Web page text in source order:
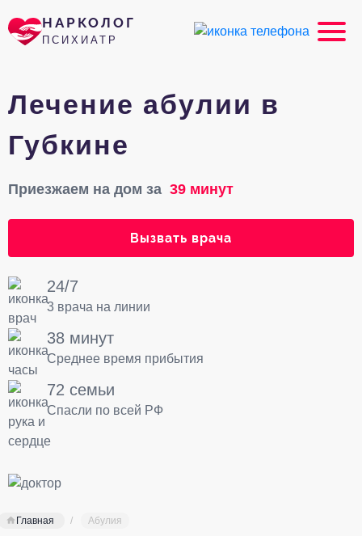
НАРКОЛОГ
ПСИХИАТР
Лечение абулии в
Губкине
Приезжаем на дом за 39 минут
Вызвать врача
24/7
3 врача на линии
38 минут
Среднее время прибытия
72 семьи
Спасли по всей РФ
Главная Абулия